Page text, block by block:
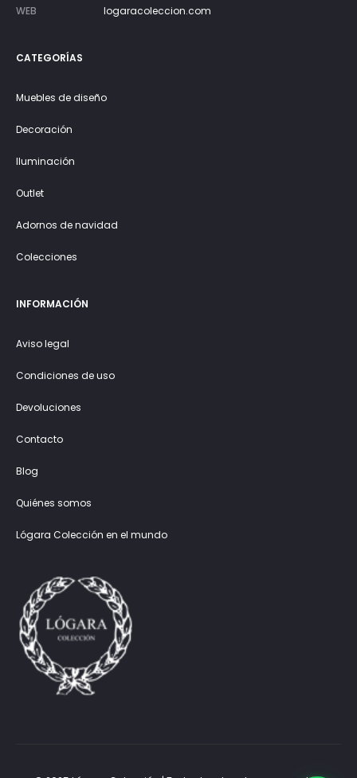
WEB
logaracoleccion.com
CATEGORÍAS
Muebles de diseño
Decoración
Iluminación
Outlet
Adornos de navidad
Colecciones
INFORMACIÓN
Aviso legal
Condiciones de uso
Devoluciones
Contacto
Blog
Quiénes somos
Lógara Colección en el mundo